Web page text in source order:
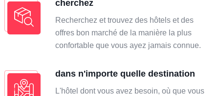
cherchez
Recherchez et trouvez des hôtels et des
offres bon marché de la manière la plus
confortable que vous ayez jamais connue.
dans n'importe quelle destination
L'hôtel dont vous avez besoin, où que vous